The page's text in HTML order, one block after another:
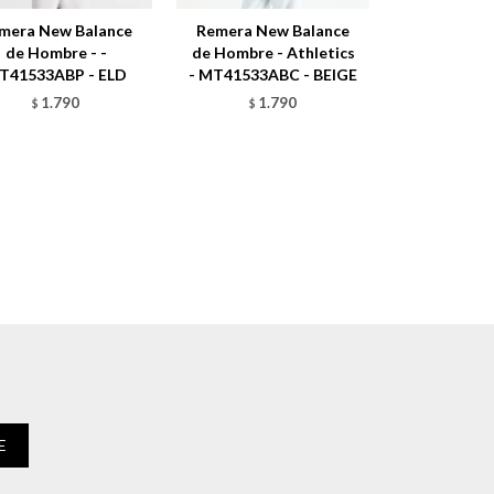
New Balance
de Hombre - -
- ELD
$ 1.790
Remera New Balance
de Hombre - Athletics
- MT41533ABC - BEIGE
$ 1.790